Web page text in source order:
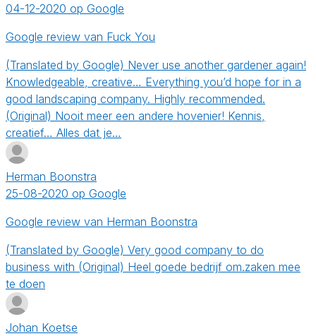
04-12-2020 op Google
Google review van Fuck You
(Translated by Google) Never use another gardener again!
Knowledgeable, creative… Everything you’d hope for in a
good landscaping company. Highly recommended.
(Original) Nooit meer een andere hovenier! Kennis,
creatief… Alles dat je…
Herman Boonstra
25-08-2020 op Google
Google review van Herman Boonstra
(Translated by Google) Very good company to do
business with (Original) Heel goede bedrijf om.zaken mee
te doen
Johan Koetse